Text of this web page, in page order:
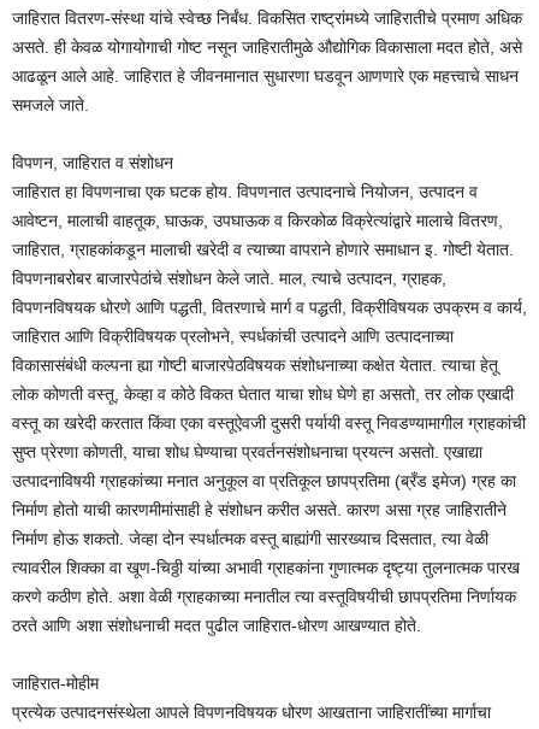
जाहिरात वितरण-संस्था यांचे स्वेच्छ निर्बंध. विकसित राष्ट्रांमध्ये जाहिरातीचे प्रमाण अधिक
असते. ही केवळ योगायोगाची गोष्ट नसून जाहिरातीमुळे औद्योगिक विकासाला मदत होते, असे
आढळून आले आहे. जाहिरात हे जीवनमानात सुधारणा घडवून आणणारे एक महत्त्वाचे साधन
समजले जाते.
विपणन, जाहिरात व संशोधन
जाहिरात हा विपणनाचा एक घटक होय. विपणनात उत्पादनाचे नियोजन, उत्पादन व
आवेष्टन, मालाची वाहतूक, घाऊक, उपघाऊक व किरकोळ विक्रेत्यांद्वारे मालाचे वितरण,
जाहिरात, ग्राहकांकडून मालाची खरेदी व त्याच्या वापराने होणारे समाधान इ. गोष्टी येतात.
विपणनाबरोबर बाजारपेठांचे संशोधन केले जाते. माल, त्याचे उत्पादन, ग्राहक,
विपणनविषयक धोरणे आणि पद्धती, वितरणाचे मार्ग व पद्धती, विक्रीविषयक उपक्रम व कार्य,
जाहिरात आणि विक्रीविषयक प्रलोभने, स्पर्धकांची उत्पादने आणि उत्पादनाच्या
विकासासंबंधी कल्पना ह्या गोष्टी बाजारपेठविषयक संशोधनाच्या कक्षेत येतात. त्याचा हेतू
लोक कोणती वस्तू, केव्हा व कोठे विकत घेतात याचा शोध घेणे हा असतो, तर लोक एखादी
वस्तू का खरेदी करतात किंवा एका वस्तूऐवजी दुसरी पर्यायी वस्तू निवडण्यामागील ग्राहकांची
सुप्त प्रेरणा कोणती, याचा शोध घेण्याचा प्रवर्तनसंशोधनाचा प्रयत्न असतो. एखाद्या
उत्पादनाविषयी ग्राहकांच्या मनात अनुकूल वा प्रतिकूल छापप्रतिमा (ब्रँड इमेज) ग्रह का
निर्माण होतो याची कारणमीमांसाही हे संशोधन करीत असते. कारण असा ग्रह जाहिरातीने
निर्माण होऊ शकतो. जेव्हा दोन स्पर्धात्मक वस्तू बाह्यांगी सारख्याच दिसतात, त्या वेळी
त्यावरील शिक्का वा खूण-चिठ्ठी यांच्या अभावी ग्राहकांना गुणात्मक दृष्ट्या तुलनात्मक पारख
करणे कठीण होते. अशा वेळी ग्राहकाच्या मनातील त्या वस्तूविषयीची छापप्रतिमा निर्णायक
ठरते आणि अशा संशोधनाची मदत पुढील जाहिरात-धोरण आखण्यात होते.
जाहिरात-मोहीम
प्रत्येक उत्पादनसंस्थेला आपले विपणनविषयक धोरण आखताना जाहिरातींच्या मार्गाचा